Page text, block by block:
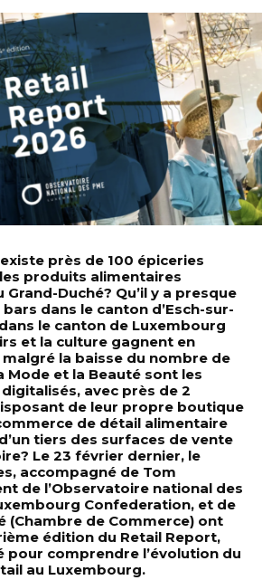
près de 100 épiceries
produits alimentaires
Duché? Qu’il y a presque
dans le canton d’Esch-sur-
le canton de Luxembourg
et la culture gagnent en
la baisse du nombre de
Mode et la Beauté sont les
avec près de 2
de leur propre boutique
de détail alimentaire
tiers des surfaces de vente
Le 23 février dernier, le
accompagné de Tom
de l’Observatoire national des
Confederation, et de
(Chambre de Commerce) ont
édition du Retail Report,
pour comprendre l’évolution du
au Luxembourg.